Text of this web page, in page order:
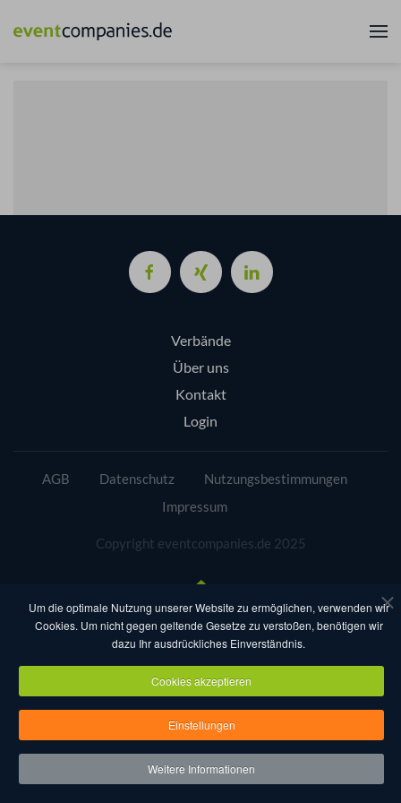
Verbände
Über uns
Kontakt
Login
AGB Datenschutz
Nutzungsbestimmungen
Impressum
Copyright eventcompanies.de 2025
Um die optimale Nutzung unserer Website zu ermöglichen, verwenden wir
Cookies. Um nicht gegen geltende Gesetze zu verstoßen, benötigen wir
dazu Ihr ausdrückliches Einverständnis.
Cookies akzeptieren
Einstellungen
Weitere Informationen